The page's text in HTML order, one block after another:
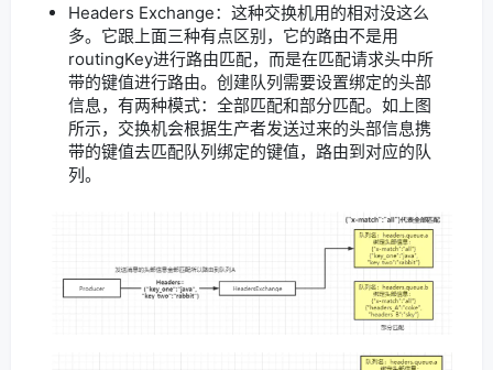
Headers Exchange：这种交换机用的相对没这么
多。它跟上面三种有点区别，它的路由不是用
routingKey进行路由匹配，而是在匹配请求头中所
带的键值进行路由。创建队列需要设置绑定的头部
信息，有两种模式：全部匹配和部分匹配。如上图
所示，交换机会根据生产者发送过来的头部信息携
带的键值去匹配队列绑定的键值，路由到对应的队
列。